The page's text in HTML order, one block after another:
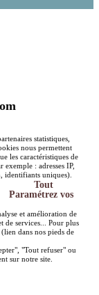
statistiques,
nous permettent
les caractéristiques de
exemple : adresses IP,
identifiants uniques).
Tout
Paramétrez vos
et amélioration de
de services... Pour plus
dans nos pieds de
"Tout refuser" ou
sur notre site.